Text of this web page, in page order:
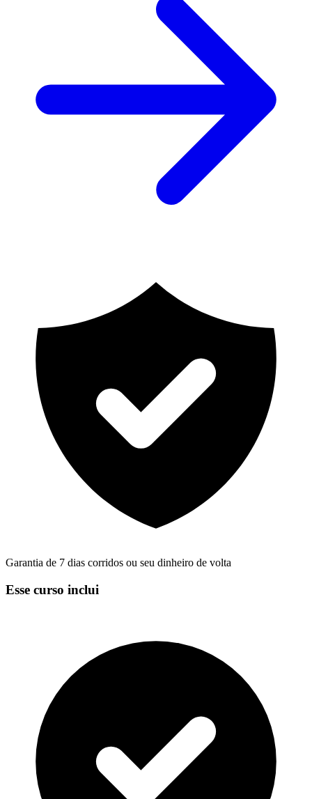
Garantia de 7 dias corridos ou seu dinheiro de volta
Esse curso inclui